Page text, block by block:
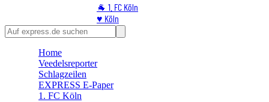
🐐 1. FC Köln
♥️ Köln
⭐ Promi
🛒 Shoppingwelt
Home
Veedelsreporter
Schlagzeilen
EXPRESS E-Paper
1. FC Köln